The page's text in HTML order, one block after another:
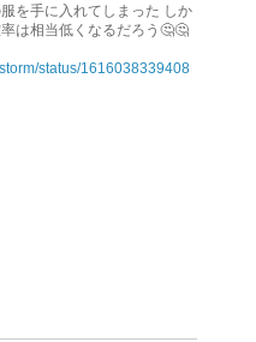
を手に入れてしまった しか
は相当低くなるだろう🤔🤔
status/1616038339408